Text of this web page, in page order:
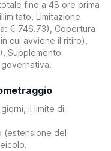
fino a 48 ore prima
Limitazione
€ 746.73)
, Copertura
cui avviene il ritiro),
Supplemento
il limite di
(estensione del